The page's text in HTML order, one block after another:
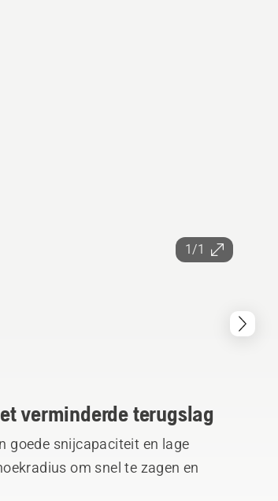
1/1
verminderde terugslag
goede snijcapaciteit en lage
om snel te zagen en